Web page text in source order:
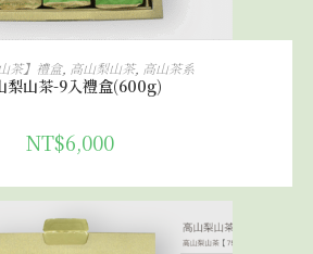
加入購物車
茶】禮盒, 高山梨山茶, 高山茶系
梨山茶-9入禮盒(600g)
NT$6,000